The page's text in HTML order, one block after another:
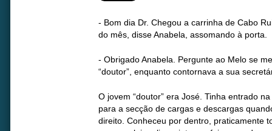
- Bom dia Dr. Chegou a carrinha de Cabo
do mês, disse Anabela, assomando à porta.
- Obrigado Anabela. Pergunte ao Melo se
“doutor”, enquanto contornava a sua
O jovem “doutor” era José. Tinha entrado
para a secção de cargas e descargas
direito. Conheceu por dentro, praticamente